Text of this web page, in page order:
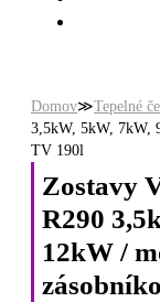
Domov≫Tepelné
3,5kW, 5kW, 7kW,
TV 190l
Zostavy
R290
12kW /